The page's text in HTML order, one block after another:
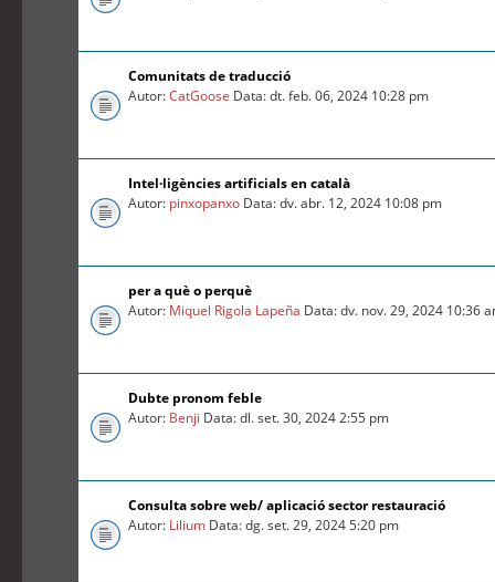
Comunitats de traducció
Autor:CatGoose Data: dt. feb. 06, 2024 10:28 pm
Intel·ligències artificials en català
Autor: pinxopanxo Data: dv. abr. 12, 2024 10:08 pm
per a què o perquè
Autor: Miquel Rigola Lapeña Data: dv. nov. 29, 2024 10:36
Dubte pronom feble
Autor: Benji Data: dl. set. 30, 2024 2:55 pm
Consulta sobre web/ aplicació sector restauració
Autor: Lilium Data: dg. set. 29, 2024 5:20 pm